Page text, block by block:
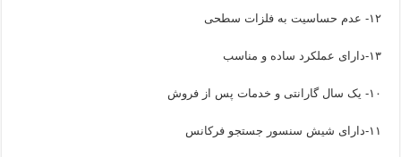
۱۲- عدم حساسیت به فلزات سطحی
۱۳-دارای عملکرد ساده و مناسب
۱۰- یک سال گارانتی و خدمات پس از فروش
۱۱-دارای شیش سنسور جستجو فرکانس